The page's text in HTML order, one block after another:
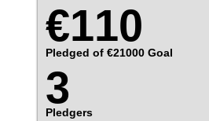
€110
Pledged of €21000 Goal
3
Pledgers